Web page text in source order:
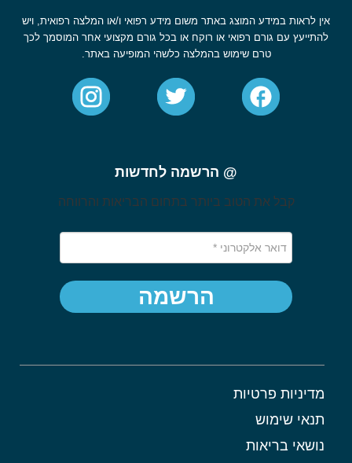
אין לראות במידע המוצג באתר משום מידע רפואי ו/או המלצה רפואית, ויש
להתייעץ עם גורם רפואי או רוקח או בכל גורם מקצועי אחר המוסמך לכך
טרם שימוש בהמלצה כלשהי המופיעה באתר.
מדיניות פרטיות
תנאי שימוש
נושאי בריאות
@ הרשמה לחדשות
קבל את הטוב ביותר בתחום הבריאות והרווחה
הרשמה